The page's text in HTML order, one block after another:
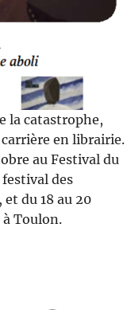
la catastrophe,
en librairie.
au Festival du
des
du 18 au 20
Toulon.